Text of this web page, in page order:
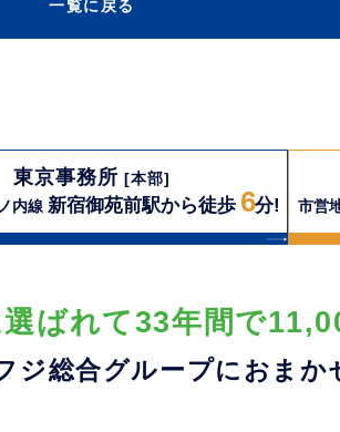
一覧に戻る
東京事務所[本部]
内線 新宿御苑前駅から徒歩 6分! 市営
ばれて33年間で
ジ総合グループにおまか